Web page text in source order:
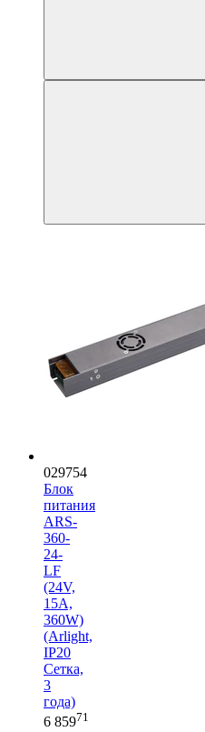
029754
Блок
питания
ARS-
360-
24-
LF
(24V,
15A,
360W)
(Arlight,
IP20
Сетка,
3
года)
6 85971